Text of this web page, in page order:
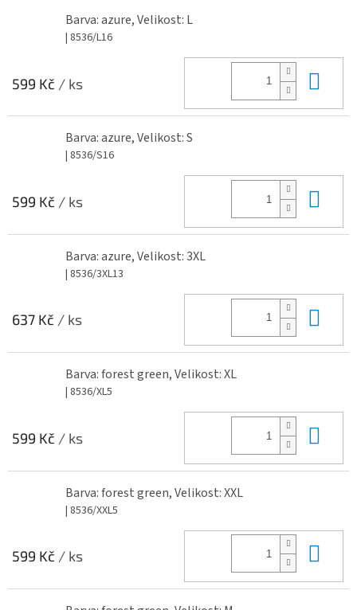
Barva: azure, Velikost: L
| 8536/L16
599 Kč / ks
Barva: azure, Velikost: S
| 8536/S16
599 Kč / ks
Barva: azure, Velikost: 3XL
| 8536/3XL13
637 Kč / ks
Barva: forest green, Velikost: XL
| 8536/XL5
599 Kč / ks
Barva: forest green, Velikost: XXL
| 8536/XXL5
599 Kč / ks